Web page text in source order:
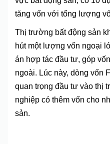
tăng vốn với tổng lượng
Thị trường bất động sản
hút một lượng vốn ngoại
án hợp tác đầu tư, góp
ngoài. Lúc này, dòng vốn
quan trọng đầu tư vào thị
nghiệp có thêm vốn cho
sản.